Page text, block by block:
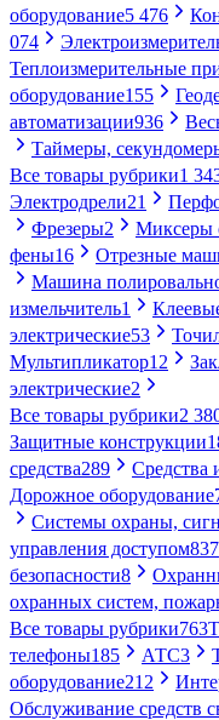
оборудование5 476
074
Теплоизмерительные
оборудование155
автоматизации936
Таймеры,
Все товары рубрики1
Электродрели21
Фрезеры2 Миксеры
фены16 Отрезные
Машина
измельчитель1
электрические53
Мультипликатор12
электрические2
Все товары рубрики2
Защитные конструкции
средства289 Средства
Дорожное оборудование
Системы охраны,
управления доступом837
безопасности8
охранных систем,
Все товары рубрики763
телефоны185 АТС3
оборудование212
Обслуживание средств